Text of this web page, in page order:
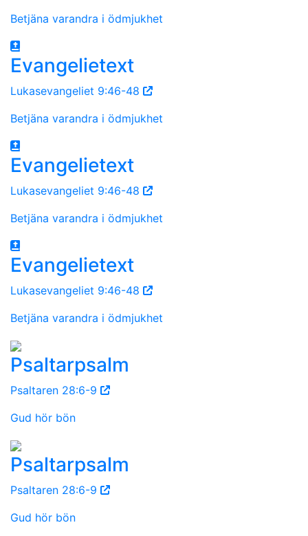
Betjäna varandra i ödmjukhet
Evangelietext
Lukasevangeliet 9:46-48
Betjäna varandra i ödmjukhet
Evangelietext
Lukasevangeliet 9:46-48
Betjäna varandra i ödmjukhet
Evangelietext
Lukasevangeliet 9:46-48
Betjäna varandra i ödmjukhet
Psaltarpsalm
Psaltaren 28:6-9
Gud hör bön
Psaltarpsalm
Psaltaren 28:6-9
Gud hör bön